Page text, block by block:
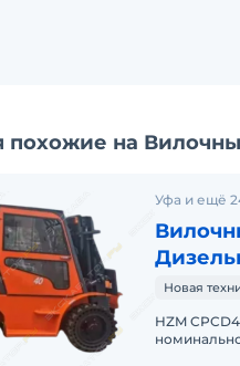
на
Уфа и ещё
4WD
Новая
HZM